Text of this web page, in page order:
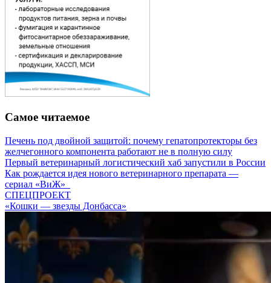
Самое читаемое
Печень под двойной защитой: почему гепатопротекторы без
желчегонного компонента работают не в полную силу
Первый ветеринарный логистический хаб запустили в России
Как рождается идея нового ветеринарного препарата —
сериал «ВиЖ»
СПЕЦПРОЕКТ
«Кошки — звезды Донбасса»